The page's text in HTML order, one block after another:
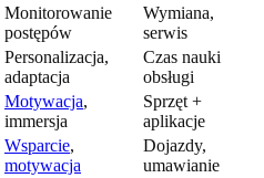
Monitorowanie
postępów
Wymiana,
serwis
Personalizacja,
adaptacja
Czas nauki
obsługi
Motywacja,
immersja
Sprzęt +
aplikacje
Wsparcie,
motywacja
Dojazdy,
umawianie